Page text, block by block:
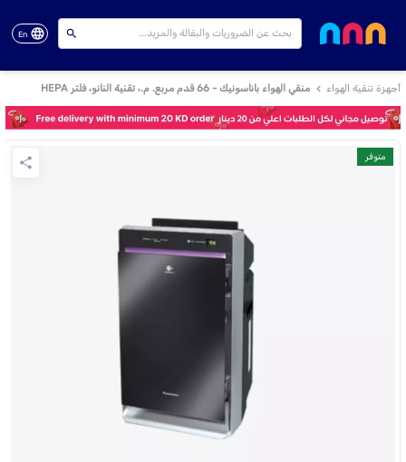
En
أجهزة تنقية الهواء منقي الهواء باناسونيك - 66 قدم مربع. م.، تقنية النانو، فلتر HEPA
متوفر